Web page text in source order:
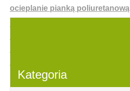
ocieplanie pianką poliuretanową
Nawigacja
wpisu
Kategoria